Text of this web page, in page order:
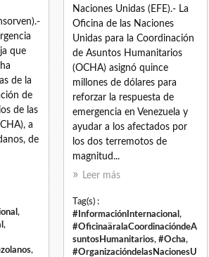
Naciones Unidas (EFE).- La
Oficina de las Naciones
Unidas para la Coordinación
de Asuntos Humanitarios
(OCHA) asignó quince
millones de dólares para
reforzar la respuesta de
emergencia en Venezuela y
ayudar a los afectados por
los dos terremotos de
magnitud...
Leer más
Tag(s) :
#InformaciónInternacional ,
#OficinaäralaCoordinacióndeA
suntosHumanitarios, #Ocha,
#OrganizacióndelasNacionesU
que
de la
de
de las
a
de
,
,
,